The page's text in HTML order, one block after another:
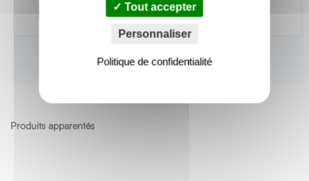
Produits apparentés
Tout accepter
Personnaliser
Politique de confidentialité